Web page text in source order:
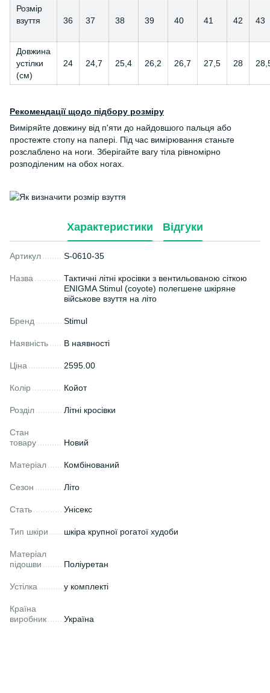
Розмір
взуття
36 37 38 39 40 41 42 43
Довжина
устілки
(см)
24 24,7 25,4 26,2 26,7 27,5 28
Рекомендації щодо підбору розміру
Виміряйте довжину від п'яти до найдовшого пальця або
простежте стопу на папері. Під час вимірювання станьте
розслаблено на ноги. Зберігайте вагу тіла рівномірно
розподіленим на обох ногах.
Характеристики Відгуки
Артикул S-0610-35
Назва
Тактичні літні кросівки з вентильованою сіткою
ENIGMA Stimul (coyote) полегшене шкіряне
військове взуття на літо
Бренд Stimul
Наявність В наявності
Ціна 2595.00
Колір Койот
Розділ Літні кросівки
Стан
товару
Новий
Матеріал Комбінований
Сезон Літо
Стать Унісекс
Тип шкіри шкіра крупної рогатої худоби
Матеріал
підошви
Поліуретан
Устілка у комплекті
Країна
виробник
Україна